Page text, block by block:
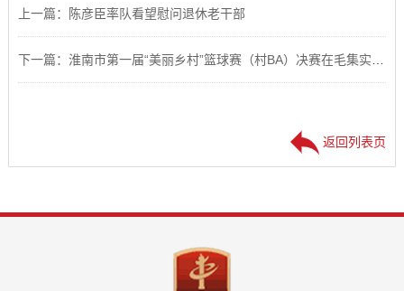
上一篇：陈彦臣率队看望慰问退休老干部
返回列表页